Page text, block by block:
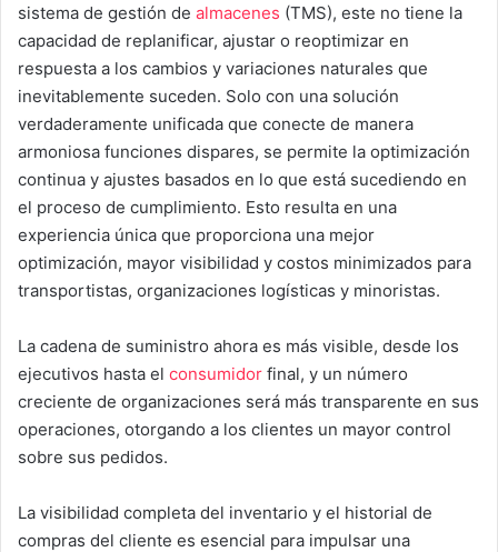
sistema de gestión de almacenes (TMS), este no tiene la
capacidad de replanificar, ajustar o reoptimizar en
respuesta a los cambios y variaciones naturales que
inevitablemente suceden. Solo con una solución
verdaderamente unificada que conecte de manera
armoniosa funciones dispares, se permite la optimización
continua y ajustes basados en lo que está sucediendo en
el proceso de cumplimiento. Esto resulta en una
experiencia única que proporciona una mejor
optimización, mayor visibilidad y costos minimizados para
transportistas, organizaciones logísticas y minoristas.
La cadena de suministro ahora es más visible, desde los
ejecutivos hasta el consumidor final, y un número
creciente de organizaciones será más transparente en sus
operaciones, otorgando a los clientes un mayor control
sobre sus pedidos.
La visibilidad completa del inventario y el historial de
compras del cliente es esencial para impulsar una